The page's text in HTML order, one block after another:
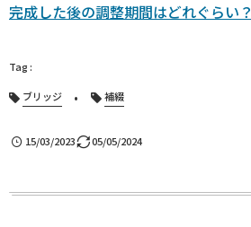
完成した後の調整期間はどれぐらい？
ブリッジ 補綴
15/03/2023 05/05/2024